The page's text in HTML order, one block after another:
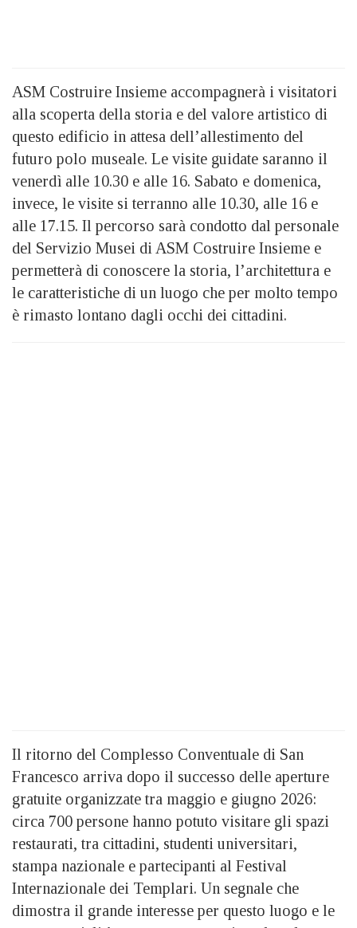
ASM Costruire Insieme accompagnerà i visitatori
alla scoperta della storia e del valore artistico di
questo edificio in attesa dell’allestimento del
futuro polo museale. Le visite guidate saranno il
venerdì alle 10.30 e alle 16. Sabato e domenica,
invece, le visite si terranno alle 10.30, alle 16 e
alle 17.15. Il percorso sarà condotto dal personale
del Servizio Musei di ASM Costruire Insieme e
permetterà di conoscere la storia, l’architettura e
le caratteristiche di un luogo che per molto tempo
è rimasto lontano dagli occhi dei cittadini.
Il ritorno del Complesso Conventuale di San
Francesco arriva dopo il successo delle aperture
gratuite organizzate tra maggio e giugno 2026:
circa 700 persone hanno potuto visitare gli spazi
restaurati, tra cittadini, studenti universitari,
stampa nazionale e partecipanti al Festival
Internazionale dei Templari. Un segnale che
dimostra il grande interesse per questo luogo e le